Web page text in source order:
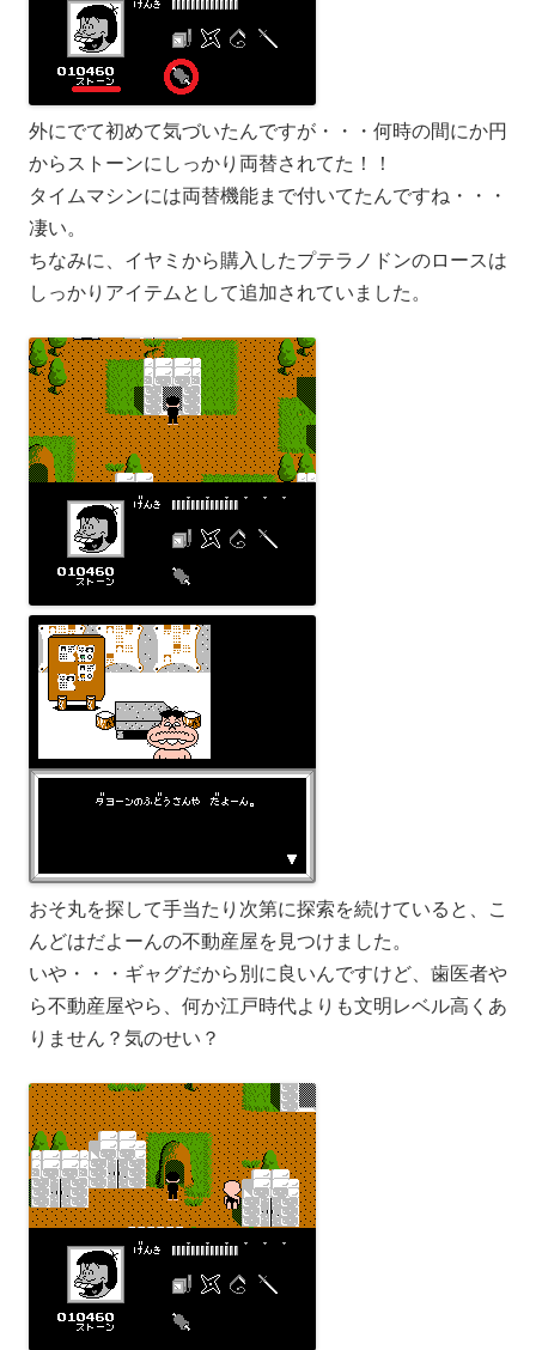
外にでて初めて気づいたんですが・・・何時の間にか円
からストーンにしっかり両替されてた！！
タイムマシンには両替機能まで付いてたんですね・・・
凄い。
ちなみに、イヤミから購入したプテラノドンのロースは
しっかりアイテムとして追加されていました。
おそ丸を探して手当たり次第に探索を続けていると、こ
んどはだよーんの不動産屋を見つけました。
いや・・・ギャグだから別に良いんですけど、歯医者や
ら不動産屋やら、何か江戸時代よりも文明レベル高くあ
りません？気のせい？